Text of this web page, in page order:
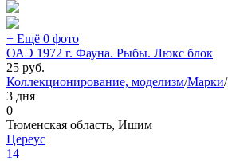
+ Ещё 0 фото
ОАЭ 1972 г. Фауна. Рыбы. Люкс блок
25 руб.
Коллекционирование, моделизм/Марки/
3 дня
0
Тюменская область, Ишим
Цереус
14